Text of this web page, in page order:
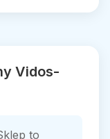
Vidos-
to